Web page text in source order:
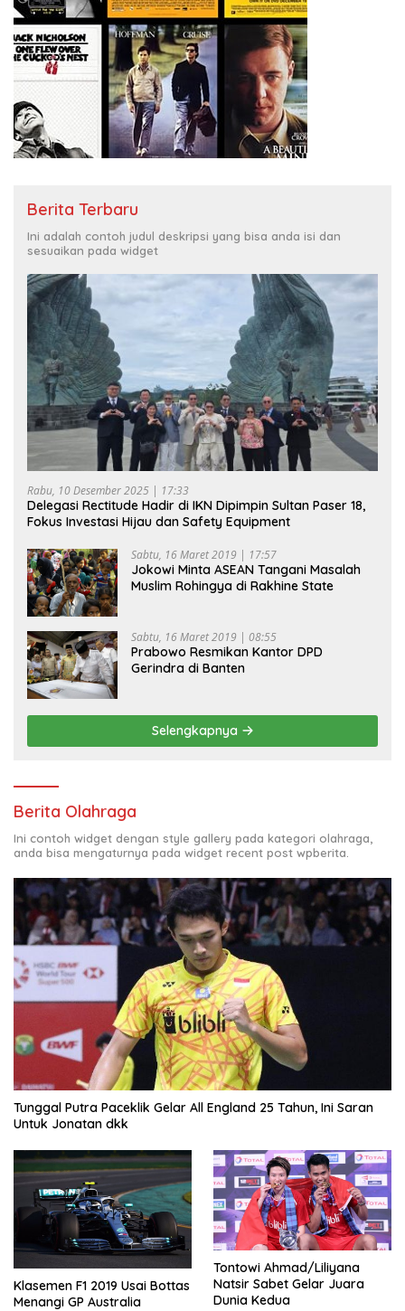
Berita Terbaru
Ini adalah contoh judul deskripsi yang bisa anda isi dan
sesuaikan pada widget
Rabu, 10 Desember 2025 | 17:33
Delegasi Rectitude Hadir di IKN Dipimpin Sultan Paser 18,
Fokus Investasi Hijau dan Safety Equipment
Sabtu, 16 Maret 2019 | 17:57
Jokowi Minta ASEAN Tangani Masalah
Muslim Rohingya di Rakhine State
Sabtu, 16 Maret 2019 | 08:55
Prabowo Resmikan Kantor DPD
Gerindra di Banten
Selengkapnya
Berita Olahraga
Ini contoh widget dengan style gallery pada kategori olahraga,
anda bisa mengaturnya pada widget recent post wpberita.
Tunggal Putra Paceklik Gelar All England 25 Tahun, Ini Saran
Untuk Jonatan dkk
Klasemen F1 2019 Usai Bottas
Menangi GP Australia
Tontowi Ahmad/Liliyana
Natsir Sabet Gelar Juara
Dunia Kedua